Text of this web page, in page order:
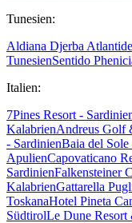
Tunesien:
Aldiana Djerba Atlantide
TunesienSentido
Italien:
7Pines Resort -
KalabrienAndreus Golf
- SardinienBaia del
ApulienCapovaticano
SardinienFalkensteiner
KalabrienGattarella
ToskanaHotel Pineta
SüdtirolLe Dune Resort